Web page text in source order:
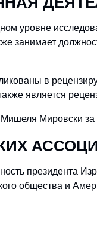
уровне
занимает
в
является
Мировски
президента
общества и